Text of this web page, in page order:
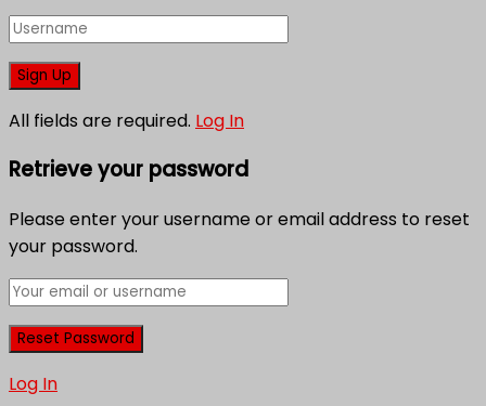
All fields are required. Log In
Retrieve your password
Please enter your username or email address to reset
your password.
Log In